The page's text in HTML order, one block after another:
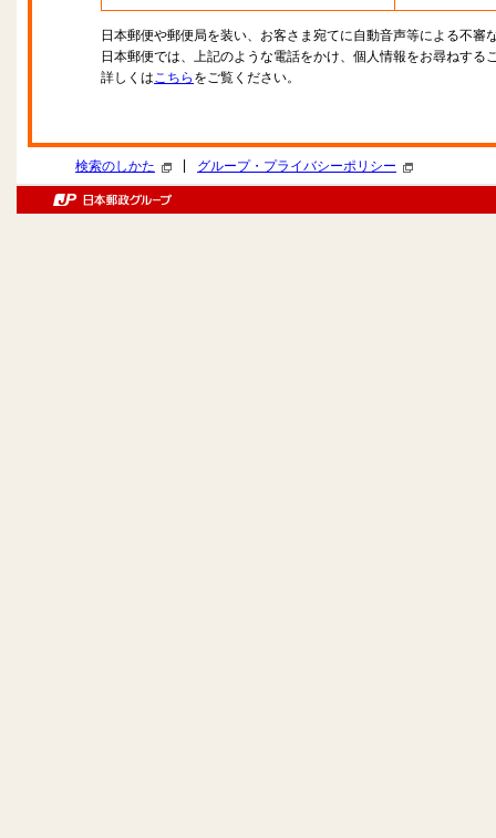
日本郵便や郵便局を装い、お客さま宛てに自動音声等による不審
日本郵便では、上記のような電話をかけ、個人情報をお尋ねする
詳しくはこちら をご覧ください。
検索のしかた グループ・プライバシーポリシー